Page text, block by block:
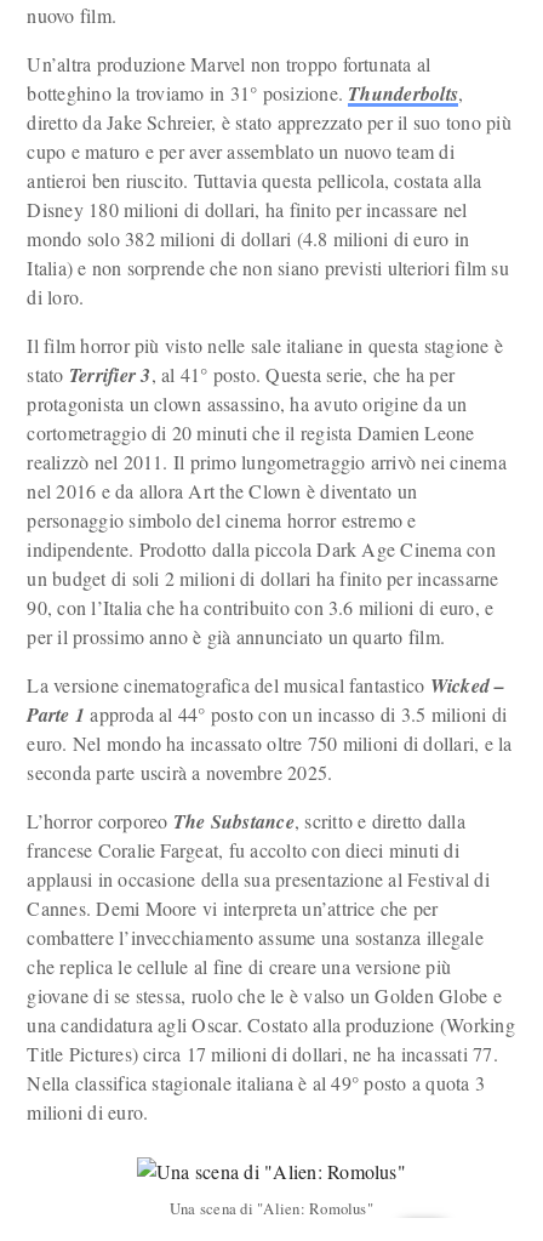
nuovo film.
Un’altra produzione Marvel non troppo fortunata al
botteghino la troviamo in 31° posizione. Thunderbolts,
diretto da Jake Schreier, è stato apprezzato per il suo tono più
cupo e maturo e per aver assemblato un nuovo team di
antieroi ben riuscito. Tuttavia questa pellicola, costata alla
Disney 180 milioni di dollari, ha finito per incassare nel
mondo solo 382 milioni di dollari (4.8 milioni di euro in
Italia) e non sorprende che non siano previsti ulteriori film su
di loro.
Il film horror più visto nelle sale italiane in questa stagione è
stato Terrifier 3, al 41° posto. Questa serie, che ha per
protagonista un clown assassino, ha avuto origine da un
cortometraggio di 20 minuti che il regista Damien Leone
realizzò nel 2011. Il primo lungometraggio arrivò nei cinema
nel 2016 e da allora Art the Clown è diventato un
personaggio simbolo del cinema horror estremo e
indipendente. Prodotto dalla piccola Dark Age Cinema con
un budget di soli 2 milioni di dollari ha finito per incassarne
90, con l’Italia che ha contribuito con 3.6 milioni di euro, e
per il prossimo anno è già annunciato un quarto film.
La versione cinematografica del musical fantastico Wicked –
Parte 1 approda al 44° posto con un incasso di 3.5 milioni di
euro. Nel mondo ha incassato oltre 750 milioni di dollari, e la
seconda parte uscirà a novembre 2025.
L’horror corporeo The Substance, scritto e diretto dalla
francese Coralie Fargeat, fu accolto con dieci minuti di
applausi in occasione della sua presentazione al Festival di
Cannes. Demi Moore vi interpreta un’attrice che per
combattere l’invecchiamento assume una sostanza illegale
che replica le cellule al fine di creare una versione più
giovane di se stessa, ruolo che le è valso un Golden Globe e
una candidatura agli Oscar. Costato alla produzione (Working
Title Pictures) circa 17 milioni di dollari, ne ha incassati 77.
Nella classifica stagionale italiana è al 49° posto a quota 3
milioni di euro.
Una scena di "Alien: Romolus"